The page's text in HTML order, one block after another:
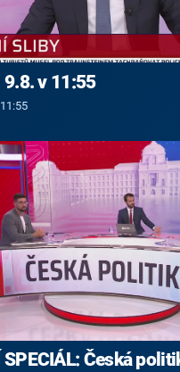
9.8. v 11:55
SPECIÁL: Česká